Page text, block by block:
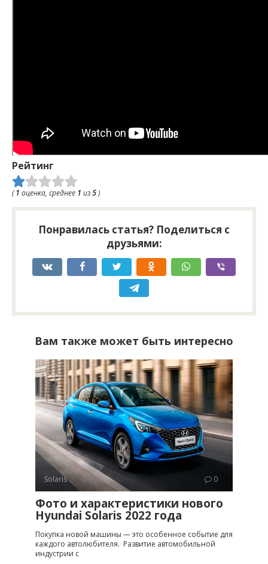
Рейтинг
(1 оценка, среднее 1 из5)
Понравилась статья? Поделиться с
друзьями:
Вам также может быть интересно
Solaris 0
Фото и характеристики нового
Hyundai Solaris 2022 года
Покупка новой машины — это особенное событие для
каждого автолюбителя. Развитие автомобильной
индустрии с